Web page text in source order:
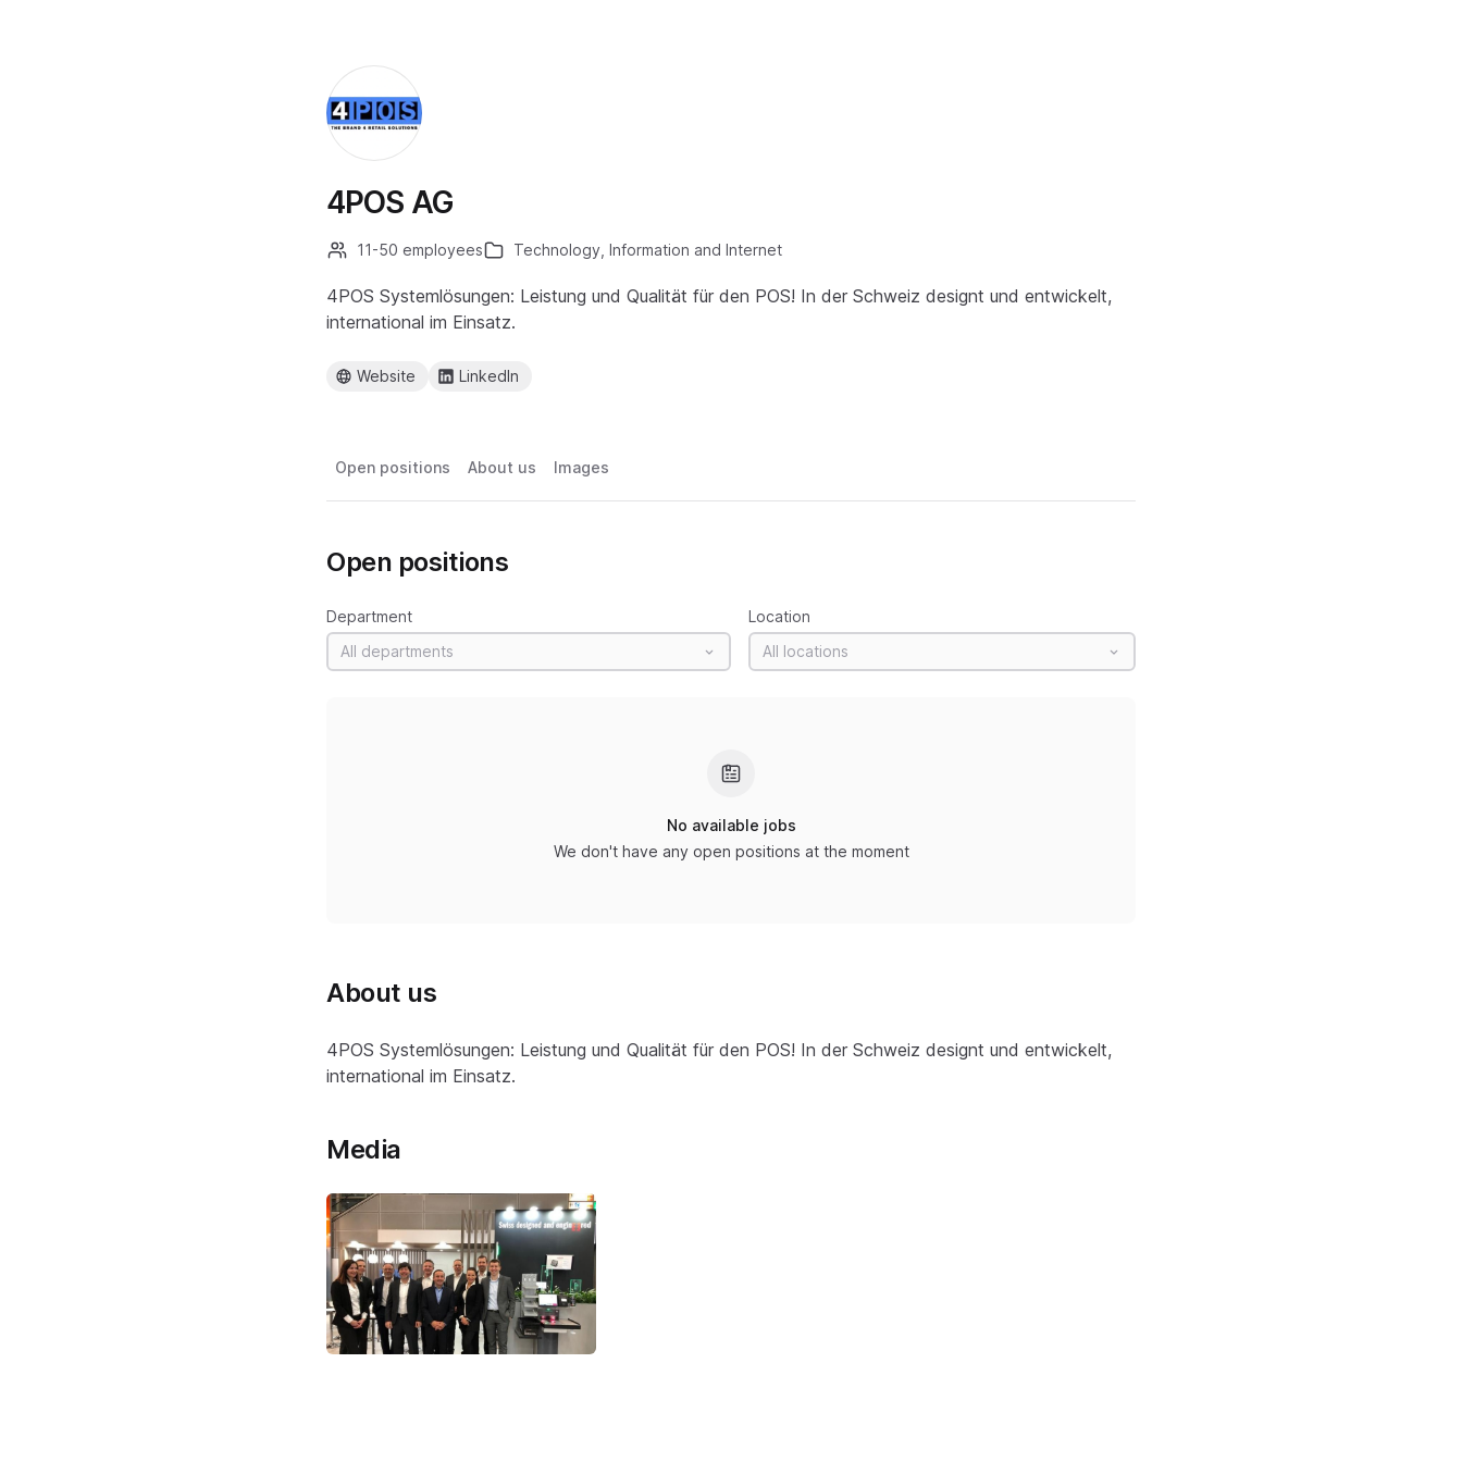
4POS AG
11-50 employees Technology, Information and Internet
4POS Systemlösungen: Leistung und Qualität für den POS! In der Schweiz designt und entwickelt,
international im Einsatz.
Website LinkedIn
Open positions About us Images
Open positions
Department
All departments
Location
All locations
No available jobs
We don't have any open positions at the moment
About us
4POS Systemlösungen: Leistung und Qualität für den POS! In der Schweiz designt und entwickelt,
international im Einsatz.
Media